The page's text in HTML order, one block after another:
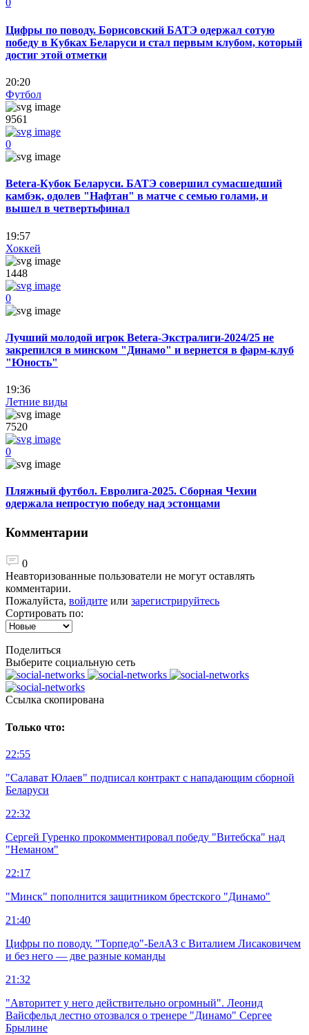
0
Цифры по поводу. Борисовский БАТЭ одержал сотую
победу в Кубках Беларуси и стал первым клубом, который
достиг этой отметки
20:20
Футбол
9561
0
Betera-Кубок Беларуси. БАТЭ совершил сумасшедший
камбэк, одолев "Нафтан" в матче с семью голами, и
вышел в четвертьфинал
19:57
Хоккей
1448
0
Лучший молодой игрок Betera-Экстралиги-2024/25 не
закрепился в минском "Динамо" и вернется в фарм-клуб
"Юность"
19:36
Летние виды
7520
0
Пляжный футбол. Евролига-2025. Сборная Чехии
одержала непростую победу над эстонцами
Комментарии
0
Неавторизованные пользователи не могут оставлять
комментарии.
Пожалуйста, войдите или зарегистрируйтесь
Сортировать по:
Поделиться
Выберите социальную сеть
Ccылка скопирована
Только что:
22:55
"Салават Юлаев" подписал контракт с нападающим сборной
Беларуси
22:32
Сергей Гуренко прокомментировал победу "Витебска" над
"Неманом"
22:17
"Минск" пополнится защитником брестского "Динамо"
21:40
Цифры по поводу. "Торпедо"-БелАЗ с Виталием Лисаковичем
и без него — две разные команды
21:32
"Авторитет у него действительно огромный". Леонид
Вайсфельд лестно отозвался о тренере "Динамо" Сергее
Брылине